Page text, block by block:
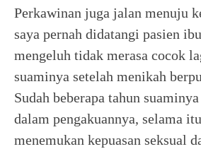
Perkawinan juga jalan menuju
saya pernah didatangi pasien
mengeluh tidak merasa cocok
suaminya setelah menikah
Sudah beberapa tahun
dalam pengakuannya, selama
menemukan kepuasan seksual